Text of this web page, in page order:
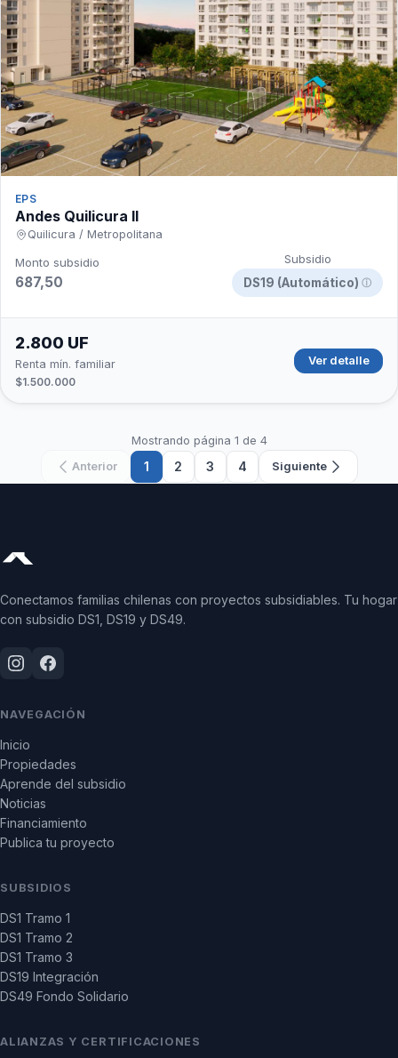
EPS
Andes Quilicura II
Quilicura / Metropolitana
Monto subsidio
687,50
Subsidio
DS19 (Automático) ⓘ
2.800 UF
Renta mín. familiar
$1.500.000
Ver detalle
Mostrando página 1 de 4
Anterior
1 2 3 4 Siguiente
Conectamos familias chilenas con proyectos subsidiables. Tu hogar
con subsidio DS1, DS19 y DS49.
NAVEGACIÓN
Inicio
Propiedades
Aprende del subsidio
Noticias
Financiamiento
Publica tu proyecto
SUBSIDIOS
DS1 Tramo 1
DS1 Tramo 2
DS1 Tramo 3
DS19 Integración
DS49 Fondo Solidario
ALIANZAS Y CERTIFICACIONES